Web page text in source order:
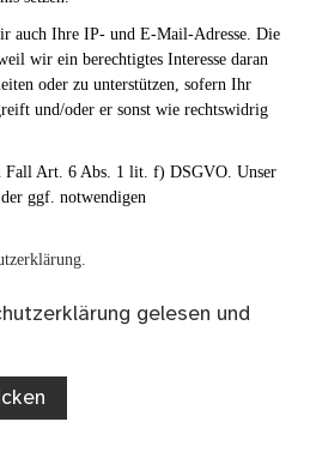
auch Ihre IP- und E-Mail-Adresse. Die
wir ein berechtigtes Interesse daran
oder zu unterstützen, sofern Ihr
und/oder er sonst wie rechtswidrig
Fall Art. 6 Abs. 1 lit. f) DSGVO. Unser
ggf. notwendigen
gelesen und